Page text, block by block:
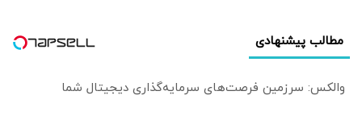
مطالب پیشنهادی
والکس: سرزمین فرصت‌های سرمایه‌گذاری دیجیتال شما